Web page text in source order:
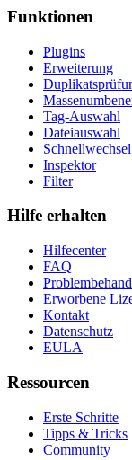
Funktionen
Plugins
Erweiterung
Tag-Auswahl
Dateiauswahl
Schnellwechsel
Inspektor
Filter
Hilfe erhalten
Hilfecenter
FAQ
Erworbene
Kontakt
Datenschutz
EULA
Ressourcen
Erste Schritte
Tipps & Tricks
Community